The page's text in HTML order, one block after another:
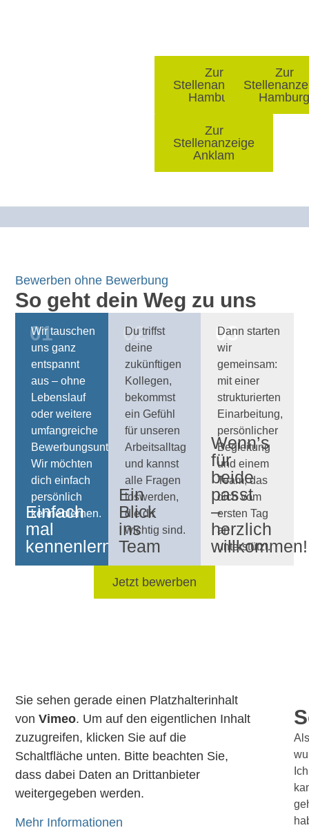
Zur
Stellenanzeige
Hamburg
für
Zur
Stellenanzeige
Anklam für
Zur
Hamburg
Bewerben ohne Bewerbung
So geht dein Weg zu uns
Einfach
mal
kennenlernen
01
Wir tauschen
uns ganz
entspannt
aus – ohne
Lebenslauf
oder weitere
umfangreiche
Bewerbungsunterlagen.
Wir möchten
dich einfach
persönlich
kennenlernen.
Ein
Blick
ins
Team
02
Du triffst
deine
zukünftigen
Kollegen,
bekommst
ein Gefühl
für unseren
Arbeitsalltag
und kannst
alle Fragen
loswerden,
die dir
wichtig sind.
Wenn’s
für
beide
passt
–
herzlich
willkommen!
03
Dann starten
wir
gemeinsam:
mit einer
strukturierten
Einarbeitung,
persönlicher
Begleitung
und einem
Team, das
dich vom
ersten Tag
an
unterstützt.
Jetzt bewerben
Sie sehen gerade einen Platzhalterinhalt
vonVimeo. Um auf den eigentlichen Inhalt
zuzugreifen, klicken Sie auf die
Schaltfläche unten. Bitte beachten Sie,
dass dabei Daten an Drittanbieter
weitergegeben werden.
Mehr Informationen